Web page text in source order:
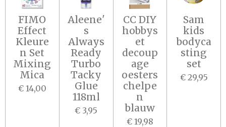
FIMO
Effect
Kleure
n Set
Mixing
Mica
€ 14,00
Aleene'
s
Always
Ready
Turbo
Tacky
Glue
118ml
€ 3,95
CC DIY
hobbys
et
decoup
age
oesters
chelpe
n
blauw
€ 19,98
Sam
kids
bodyca
sting
set
€ 29,95